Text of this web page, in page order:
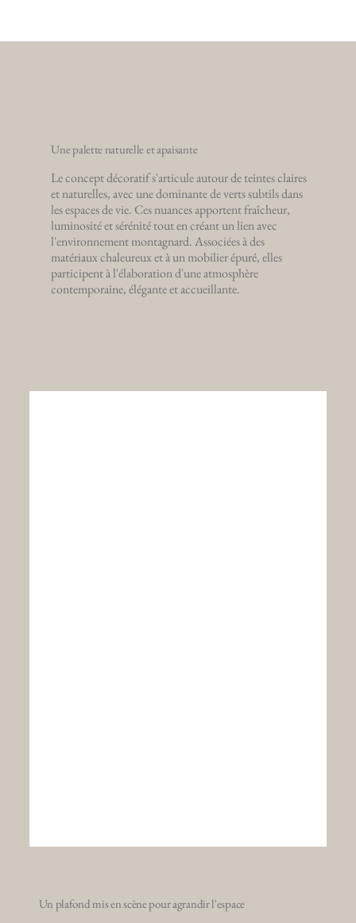
Une palette naturelle et apaisante
Le concept décoratif s'articule autour de teintes claires
et naturelles, avec une dominante de verts subtils dans
les espaces de vie. Ces nuances apportent fraîcheur,
luminosité et sérénité tout en créant un lien avec
l'environnement montagnard. Associées à des
matériaux chaleureux et à un mobilier épuré, elles
participent à l'élaboration d'une atmosphère
contemporaine, élégante et accueillante.
Un plafond mis en scène pour agrandir l'espace